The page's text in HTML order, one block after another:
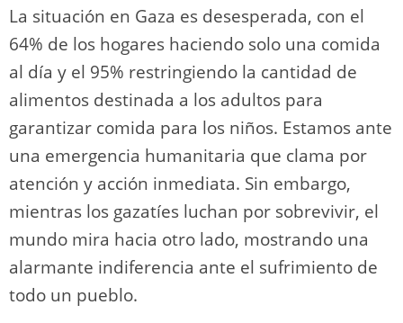
La situación en Gaza es desesperada, con el
64% de los hogares haciendo solo una comida
al día y el 95% restringiendo la cantidad de
alimentos destinada a los adultos para
garantizar comida para los niños. Estamos ante
una emergencia humanitaria que clama por
atención y acción inmediata. Sin embargo,
mientras los gazatíes luchan por sobrevivir, el
mundo mira hacia otro lado, mostrando una
alarmante indiferencia ante el sufrimiento de
todo un pueblo.